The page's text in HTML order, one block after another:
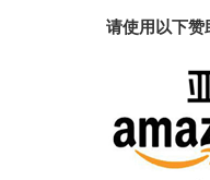
请使用以下赞